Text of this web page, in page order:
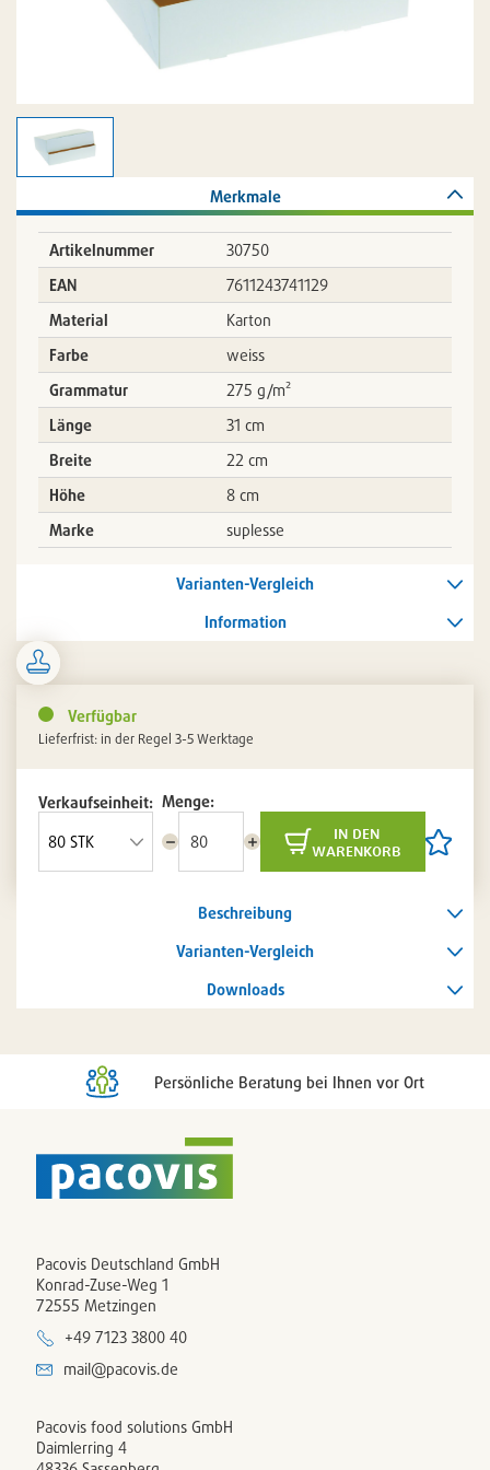
Merkmale
Artikelnummer
30750
EAN
7611243741129
Material
Karton
Farbe
weiss
Grammatur
275 g/m²
Länge
31 cm
Breite
22 cm
Höhe
8 cm
Marke
suplesse
Varianten-Vergleich
Information
Verfügbar
Lieferfrist: in der Regel 3-5 Werktage
Verkaufseinheit: Menge:
Menge
Menge
in den
warenkorb
Artikel
setzen
Beschreibung
Varianten-Vergleich
Downloads
Persönliche Beratung bei Ihnen vor Ort
Pacovis Deutschland GmbH
Konrad-Zuse-Weg 1
72555 Metzingen
+49 7123 3800 40
mail@pacovis.de
Pacovis food solutions GmbH
Daimlerring 4